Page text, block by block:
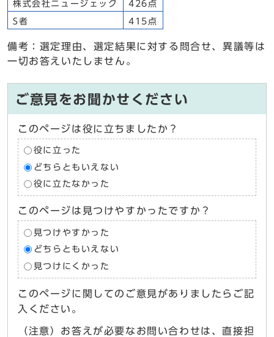
株式会社ニュージェック 426点
S者 415点
備考：選定理由、選定結果に対する問合せ、異議等は
一切お答えいたしません。
ご意見をお聞かせください
このページは役に立ちましたか？
役に立った
どちらともいえない
役に立たなかった
このページは見つけやすかったですか？
見つけやすかった
どちらともいえない
見つけにくかった
このページに関してのご意見がありましたらご記
入ください。
（注意）お答えが必要なお問い合わせは、直接担